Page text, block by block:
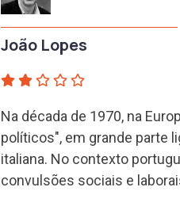
João Lopes
Na década de 1970, na
políticos", em grande parte
italiana. No contexto
convulsões sociais e